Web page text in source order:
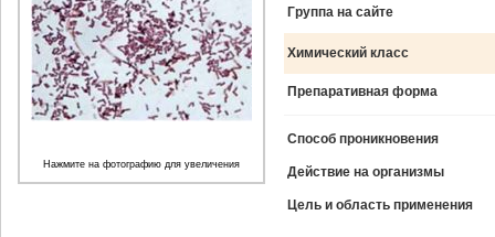
Группа на сайте
Химический класс
Препаративная форма
Способ проникновения
Действие на организмы
Цель и область применения
Нажмите на фотографию для увеличения